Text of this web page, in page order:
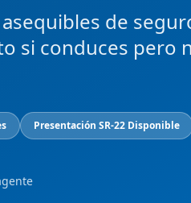
de
si conduces pero
Presentación SR-22 Disponible